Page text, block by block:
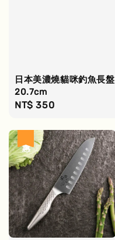
日本美濃燒貓咪釣魚長盤
20.7cm
Regular
NT$ 350